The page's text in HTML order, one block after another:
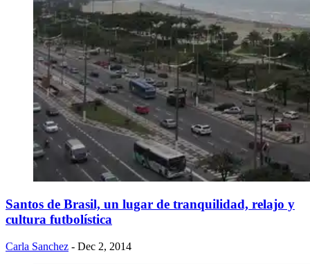
Santos de Brasil, un lugar de tranquilidad, relajo y
cultura futbolística
Carla Sanchez - Dec 2, 2014